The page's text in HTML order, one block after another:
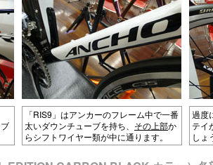
「RIS9」はアンカーのフレーム中で一番
太いダウンチューブを持ち、 その上部か
らシフトワイヤー類が中に通ります。
過度
テイ
しょ